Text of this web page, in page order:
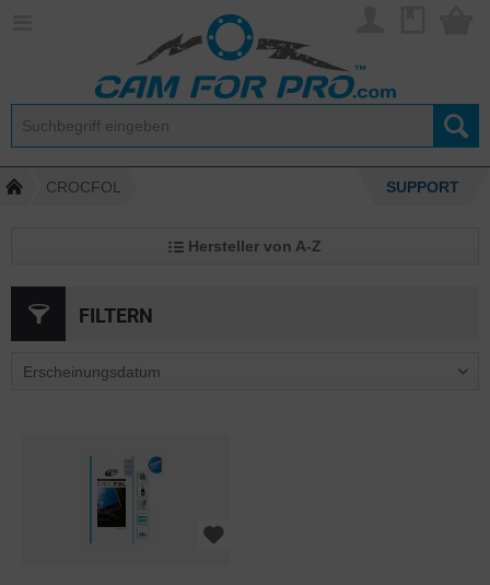
CROCFOL SUPPORT
Hersteller von A-Z
FILTERN